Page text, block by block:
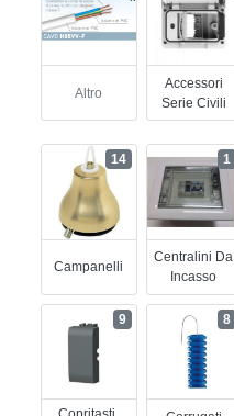
Altro
Accessori
Serie Civili
Campanelli
14
Centralini Da
Incasso
1
9 8